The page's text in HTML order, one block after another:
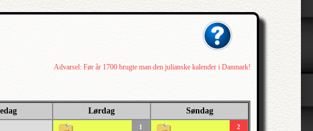
Advarsel: Før år 1700 brugte man den julianske kalender i Danmark!
Lørdag Søndag
1 2